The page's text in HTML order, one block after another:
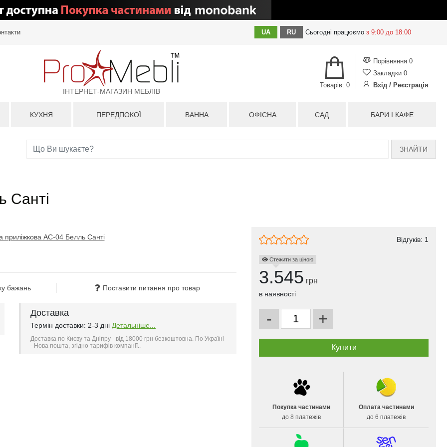
UA RU Сьогодні працюємо з 9:00 до 18:00
ІНТЕРНЕТ-МАГАЗИН МЕБЛІВ
Порівняння 0
Закладки 0
Вхід / Реєстрація
Товарів: 0
КУХНЯ ПЕРЕДПОКОЇ ВАННА ОФІСНА САД БАРИ І КАФЕ
ЗНАЙТИ
Санті
бажань Поставити питання про товар
Доставка
Термін доставки: 2-3 дні Детальніше...
Доставка по Києву та Дніпру - від 18000 грн безкоштовна. По Україні
- Нова пошта, згідно тарифів компанії..
Відгуків: 1
Стежити за ціною
3.545 грн
в наявності
- +
Покупка частинами
до 8 платежів
Оплата частинами
до 6 платежів